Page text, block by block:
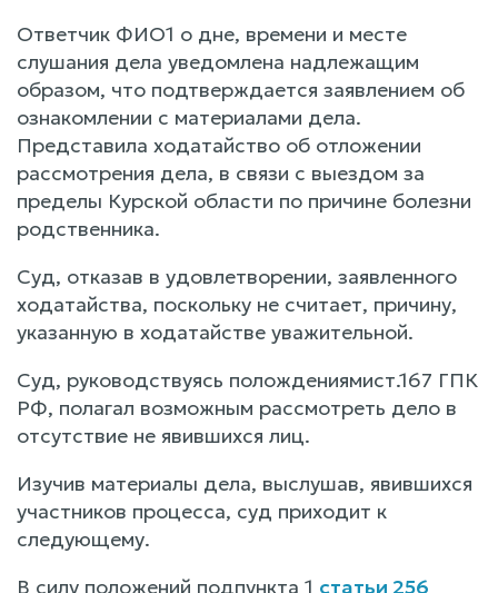
Ответчик ФИО1 о дне, времени и месте
слушания дела уведомлена надлежащим
образом, что подтверждается заявлением об
ознакомлении с материалами дела.
Представила ходатайство об отложении
рассмотрения дела, в связи с выездом за
пределы Курской области по причине болезни
родственника.
Суд, отказав в удовлетворении, заявленного
ходатайства, поскольку не считает, причину,
указанную в ходатайстве уважительной.
Суд, руководствуясь полождениямист.167 ГПК
РФ, полагал возможным рассмотреть дело в
отсутствие не явившихся лиц.
Изучив материалы дела, выслушав, явившихся
участников процесса, суд приходит к
следующему.
В силу положений подпункта 1 статьи 256